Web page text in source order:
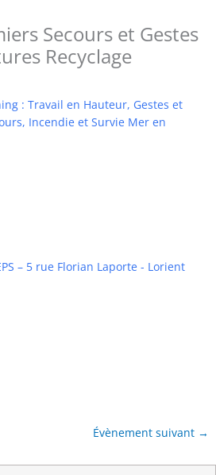
Secours et Gestes
Recyclage
: Travail en Hauteur, Gestes et
Incendie et Survie Mer en
– 5 rue Florian Laporte - Lorient
Évènement suivant →